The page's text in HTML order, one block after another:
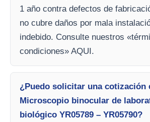
1 año contra defectos de
no cubre daños por mala
indebido. Consulte nuestros
condiciones» AQUI.
¿Puedo solicitar una cotización
Microscopio binocular de
biológico YR05789 – YR05790?